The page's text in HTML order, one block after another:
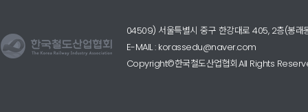
04509) 서울특별시 중구 한강대로 405, 2층(봉래
E-MAIL : korassedu@naver.com
Copyright©한국철도산업협회.All Rights